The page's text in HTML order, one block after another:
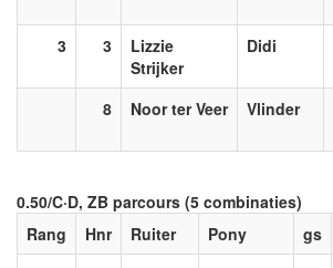
3 3
Lizzie
Strijker
Didi
8
Noor ter Veer Vlinder
0.50/C·D, ZB parcours (5 combinaties)
Rang
Hnr Ruiter Pony gs